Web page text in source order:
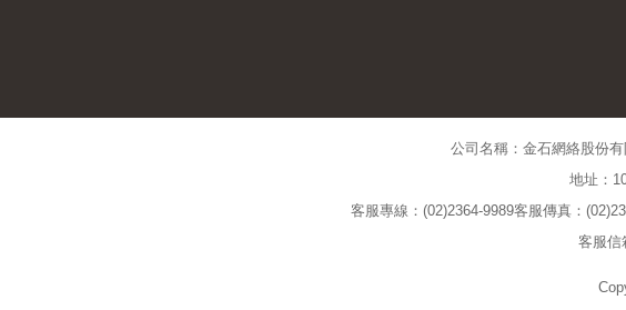
公司名稱：金石網絡股份有
地址：
客服專線：(02)2364-9989客服傳真：
客服信